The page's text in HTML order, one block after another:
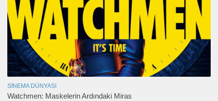
SINEMA DÜNYASI
Watchmen: Maskelerin Ardındaki Miras